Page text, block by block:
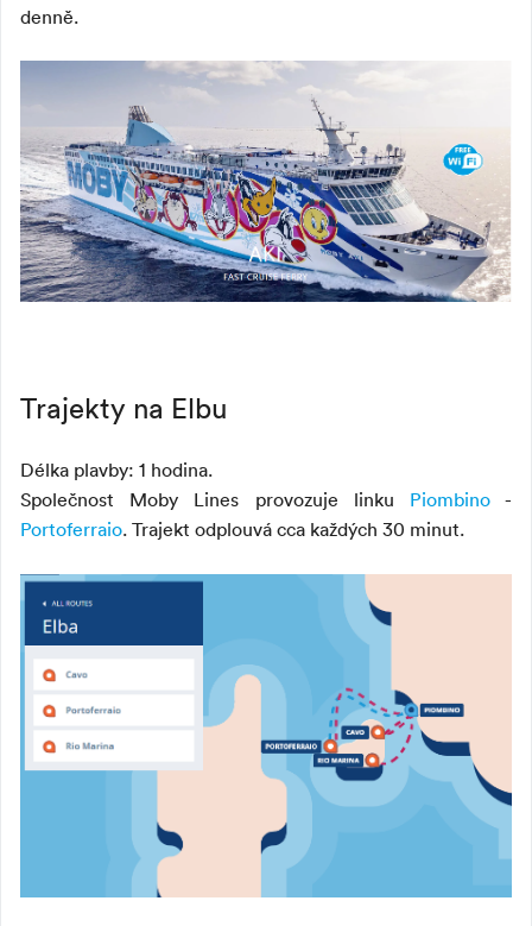
denně.
Trajekty na Elbu
Délka plavby: 1 hodina.
Společnost Moby Lines provozuje linku Piombino-
Portoferraio. Trajekt odplouvá cca každých 30 minut.